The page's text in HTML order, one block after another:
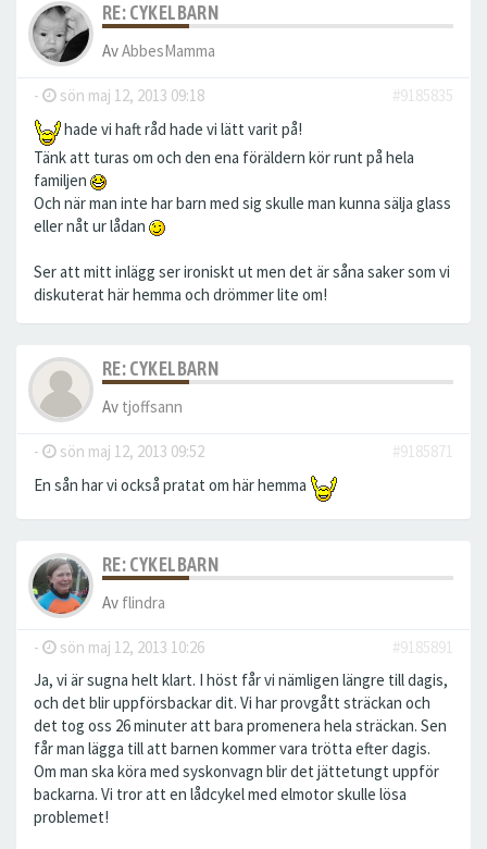
RE: CYKELBARN
AvAbbesMamma
- sön maj 12, 2013 09:18
#9185835
hade vi haft råd hade vi lätt varit på!
Tänk att turas om och den ena föräldern kör runt på hela
familjen
Och när man inte har barn med sig skulle man kunna sälja glass
eller nåt ur lådan
Ser att mitt inlägg ser ironiskt ut men det är såna saker som vi
diskuterat här hemma och drömmer lite om!
RE: CYKELBARN
Av tjoffsann
- sön maj 12, 2013 09:52
#9185871
En sån har vi också pratat om här hemma
RE: CYKELBARN
Av flindra
- sön maj 12, 2013 10:26
#9185891
Ja, vi är sugna helt klart. I höst får vi nämligen längre till dagis,
och det blir uppförsbackar dit. Vi har provgått sträckan och
det tog oss 26 minuter att bara promenera hela sträckan. Sen
får man lägga till att barnen kommer vara trötta efter dagis.
Om man ska köra med syskonvagn blir det jättetungt uppför
backarna. Vi tror att en lådcykel med elmotor skulle lösa
problemet!